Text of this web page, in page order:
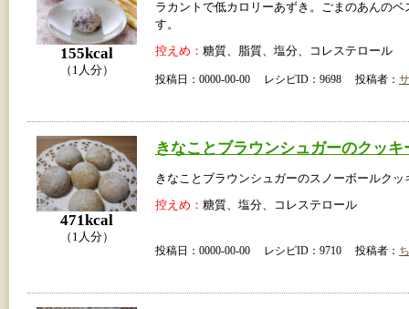
155kcal
（1人分）
ラカントで低カロリーあずき。ごまのあんのベ
す。
控えめ： 糖質、脂質、塩分、コレステロール
投稿日：0000-00-00 レシピID：9698 投稿者：
471kcal
（1人分）
きなことブラウンシュガーのクッキ
きなことブラウンシュガーのスノーボールクッ
控えめ： 糖質、塩分、コレステロール
投稿日：0000-00-00 レシピID：9710 投稿者：